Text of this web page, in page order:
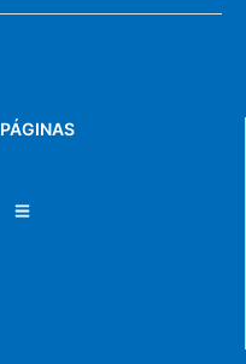
PÁGINAS